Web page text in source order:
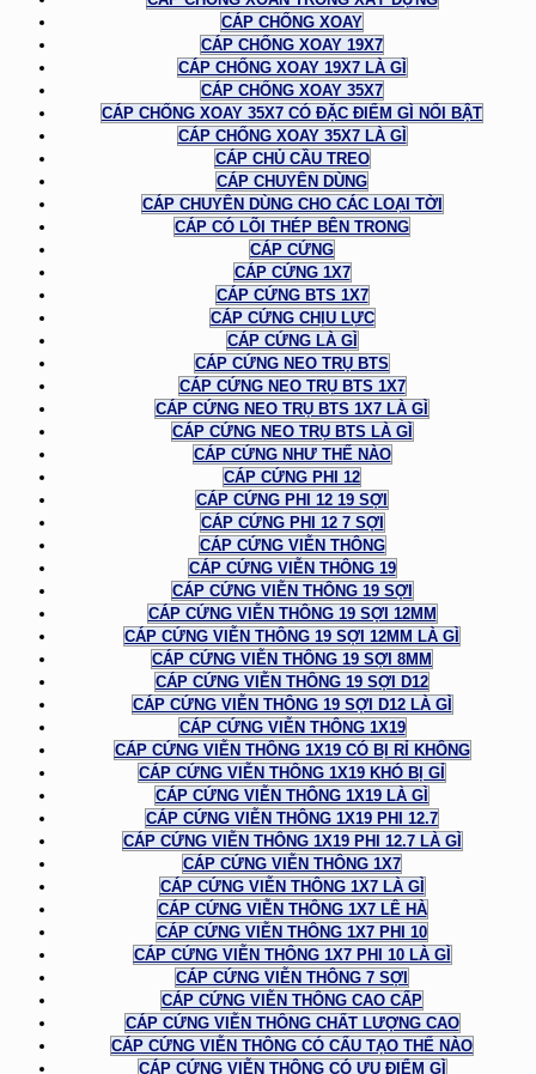
CÁP CHỐNG XOAY
CÁP CHỐNG XOAY 19X7
CÁP CHỐNG XOAY 19X7 LÀ GÌ
CÁP CHỐNG XOAY 35X7
CÁP CHỐNG XOAY 35X7 CÓ ĐẶC ĐIỂM GÌ NỔI BẬT
CÁP CHỐNG XOAY 35X7 LÀ GÌ
CÁP CHỦ CẦU TREO
CÁP CHUYÊN DÙNG
CÁP CHUYÊN DÙNG CHO CÁC LOẠI TỜI
CÁP CÓ LÕI THÉP BÊN TRONG
CÁP CỨNG
CÁP CỨNG 1X7
CÁP CỨNG BTS 1X7
CÁP CỨNG CHỊU LỰC
CÁP CỨNG LÀ GÌ
CÁP CỨNG NEO TRỤ BTS
CÁP CỨNG NEO TRỤ BTS 1X7
CÁP CỨNG NEO TRỤ BTS 1X7 LÀ GÌ
CÁP CỨNG NEO TRỤ BTS LÀ GÌ
CÁP CỨNG NHƯ THẾ NÀO
CÁP CỨNG PHI 12
CÁP CỨNG PHI 12 19 SỢI
CÁP CỨNG PHI 12 7 SỢI
CÁP CỨNG VIỄN THÔNG
CÁP CỨNG VIỄN THÔNG 19
CÁP CỨNG VIỄN THÔNG 19 SỢI
CÁP CỨNG VIỄN THÔNG 19 SỢI 12MM
CÁP CỨNG VIỄN THÔNG 19 SỢI 12MM LÀ GÌ
CÁP CỨNG VIỄN THÔNG 19 SỢI 8MM
CÁP CỨNG VIỄN THÔNG 19 SỢI D12
CÁP CỨNG VIỄN THÔNG 19 SỢI D12 LÀ GÌ
CÁP CỨNG VIỄN THÔNG 1X19
CÁP CỨNG VIỄN THÔNG 1X19 CÓ BỊ RỈ KHÔNG
CÁP CỨNG VIỄN THÔNG 1X19 KHÓ BỊ GỈ
CÁP CỨNG VIỄN THÔNG 1X19 LÀ GÌ
CÁP CỨNG VIỄN THÔNG 1X19 PHI 12.7
CÁP CỨNG VIỄN THÔNG 1X19 PHI 12.7 LÀ GÌ
CÁP CỨNG VIỄN THÔNG 1X7
CÁP CỨNG VIỄN THÔNG 1X7 LÀ GÌ
CÁP CỨNG VIỄN THÔNG 1X7 LÊ HÀ
CÁP CỨNG VIỄN THÔNG 1X7 PHI 10
CÁP CỨNG VIỄN THÔNG 1X7 PHI 10 LÀ GÌ
CÁP CỨNG VIỄN THÔNG 7 SỢI
CÁP CỨNG VIỄN THÔNG CAO CẤP
CÁP CỨNG VIỄN THÔNG CHẤT LƯỢNG CAO
CÁP CỨNG VIỄN THÔNG CÓ CẤU TẠO THẾ NÀO
CÁP CỨNG VIỄN THÔNG CÓ ƯU ĐIỂM GÌ